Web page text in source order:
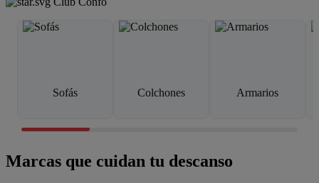
Sofás Colchones Armarios
Marcas que cuidan tu descanso